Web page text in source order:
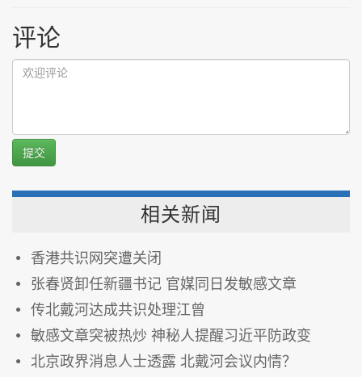
评论
提交
相关新闻
香港共识网突遭关闭
张春贤卸任新疆书记 官媒同日发敏感文章
传北戴河达成共识处理江曾
敏感文章突被热炒 神秘人提醒习近平防政变
北京政界消息人士透露 北戴河会议内情？